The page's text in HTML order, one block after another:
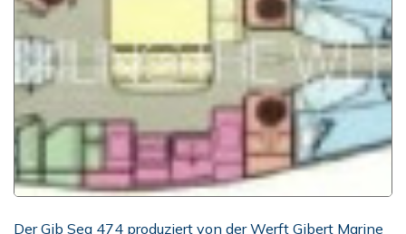
Der Gib Sea 474 produziert von der Werft Gibert Marine